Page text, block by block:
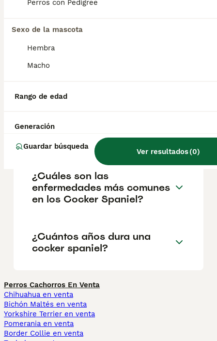
Perros con Pedigree
Sexo de la mascota
Hembra
Macho
Rango de edad
Generación
Guardar búsqueda
Ver resultados(0)
¿Cuáles son las ventajas y
desventajas del cocker
un Cocker Spaniel y un
cocker spaniel inglés?
¿Cuáles son las
enfermedades más comunes
en los Cocker Spaniel?
¿Cuántos años dura una
cocker spaniel?
Perros Cachorros En Venta
Chihuahua en venta
Bichón Maltés en venta
Yorkshire Terrier en venta
Pomerania en venta
Border Collie en venta